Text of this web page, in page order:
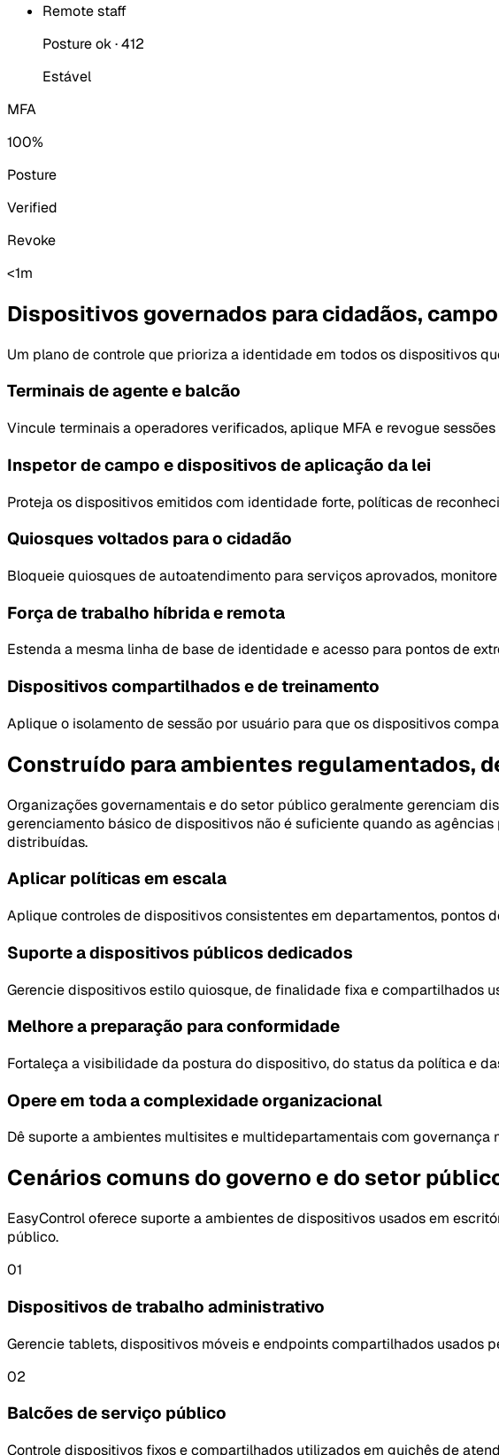
Remote staff
Posture ok · 412
Estável
MFA
100%
Posture
Verified
Revoke
<1m
Dispositivos governados para cidadãos,
Um plano de controle que prioriza a identidade em todos os dispositivos
Terminais de agente e balcão
Vincule terminais a operadores verificados, aplique MFA e revogue
Inspetor de campo e dispositivos de aplicação da lei
Proteja os dispositivos emitidos com identidade forte, políticas de
Quiosques voltados para o cidadão
Bloqueie quiosques de autoatendimento para serviços aprovados,
Força de trabalho híbrida e remota
Estenda a mesma linha de base de identidade e acesso para pontos de
Dispositivos compartilhados e de treinamento
Aplique o isolamento de sessão por usuário para que os dispositivos
Construído para ambientes regulamentados,
Organizações governamentais e do setor público geralmente gerenciam
gerenciamento básico de dispositivos não é suficiente quando as
distribuídas.
Aplicar políticas em escala
Aplique controles de dispositivos consistentes em departamentos, pontos
Suporte a dispositivos públicos dedicados
Gerencie dispositivos estilo quiosque, de finalidade fixa e compartilhados
Melhore a preparação para conformidade
Fortaleça a visibilidade da postura do dispositivo, do status da política e
Opere em toda a complexidade organizacional
Dê suporte a ambientes multisites e multidepartamentais com governança
Cenários comuns do governo e do setor
EasyControl oferece suporte a ambientes de dispositivos usados em
público.
01
Dispositivos de trabalho administrativo
Gerencie tablets, dispositivos móveis e endpoints compartilhados usados
02
Balcões de serviço público
Controle dispositivos fixos e compartilhados utilizados em guichês de